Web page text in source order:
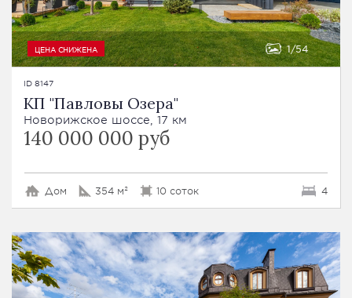
ЦЕНА СНИЖЕНА 1 54
ID 8147
КП "Павловы Озера"
Новорижское шоссе, 17 км
140 000 000 руб
Дом 354 м² 10 соток 4